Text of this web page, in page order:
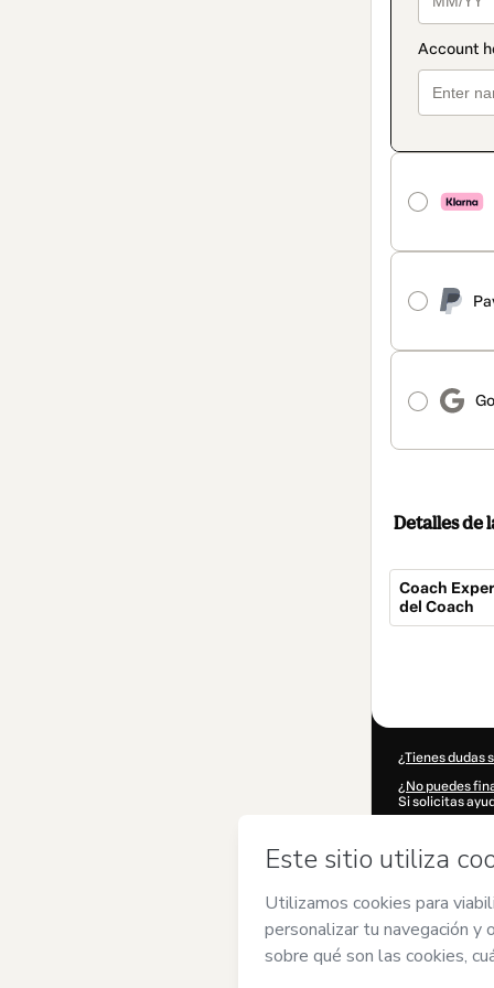
Detalles de
Coach
del Coach
¿Tienes dudas
¿No puedes
Si solicitas
¿Se completó
de Leila
de Hotmart
acompañado
Más